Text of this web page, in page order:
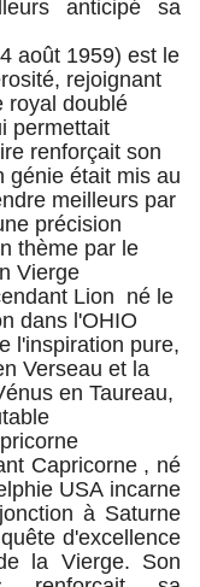
anticipé sa
août 1959) est le
rejoignant
royal doublé
permettait
renforçait son
génie était mis au
meilleurs par
précision
thème par le
Vierge
Lion né le
dans l'OHIO
l'inspiration pure,
Verseau et la
en Taureau,
Capricorne , né
USA incarne
à Saturne
d'excellence
la Vierge. Son